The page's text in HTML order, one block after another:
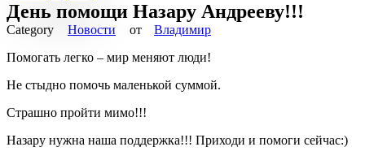
День помощи Назару Андрееву!!!
от Владимир
Новости
Помогать легко – мир меняют люди!
Не стыдно помочь маленькой суммой.
Страшно пройти мимо!!!
Назару нужна наша поддержка!!! Приходи и помоги сейчас:)